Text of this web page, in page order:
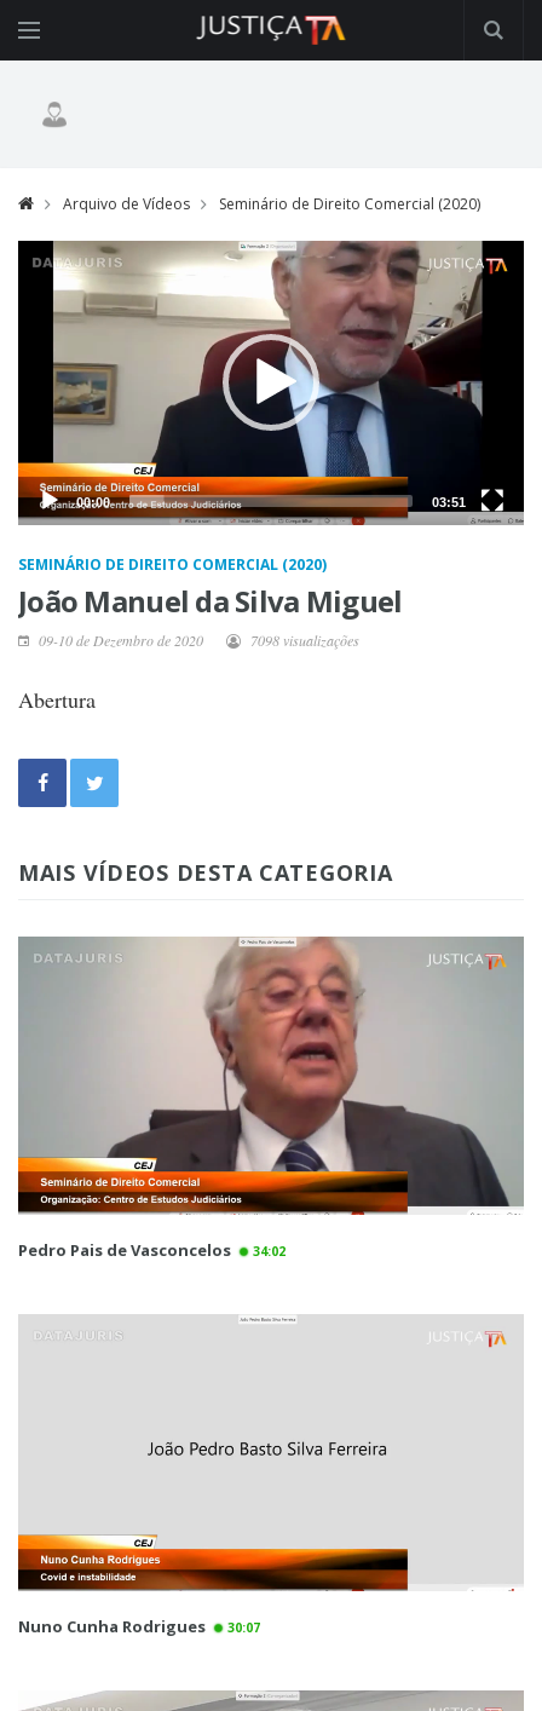
Arquivo de Vídeos Seminário de Direito Comercial (2020)
Video
00:00 03:51
SEMINÁRIO DE DIREITO COMERCIAL (2020)
João Manuel da Silva Miguel
09-10 de Dezembro de 2020 7098 visualizações
Abertura
MAIS VÍDEOS DESTA CATEGORIA
Pedro Pais de Vasconcelos 34:02
Nuno Cunha Rodrigues 30:07